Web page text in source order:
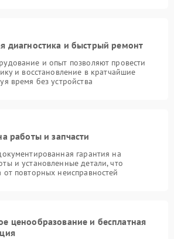
диагностика и быстрый ремонт
и опыт позволяют провести
и восстановление в кратчайшие
время без устройства
работы и запчасти
гарантия на
и установленные детали, что
повторных неисправностей
ценообразование и бесплатная